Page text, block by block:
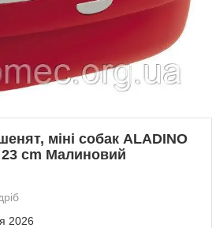
міні собак ALADINO
23 cm Малиновий
2026